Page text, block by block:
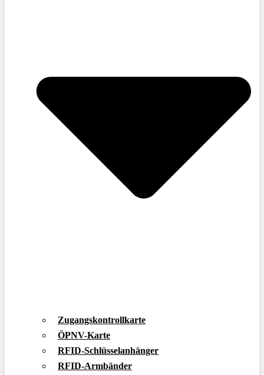
Zugangskontrollkarte
ÖPNV-Karte
RFID-Schlüsselanhänger
RFID-Armbänder